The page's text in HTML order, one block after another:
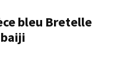
bleu Bretelle